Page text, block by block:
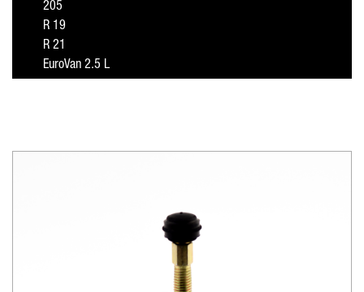
205
R 19
R 21
EuroVan 2.5 L